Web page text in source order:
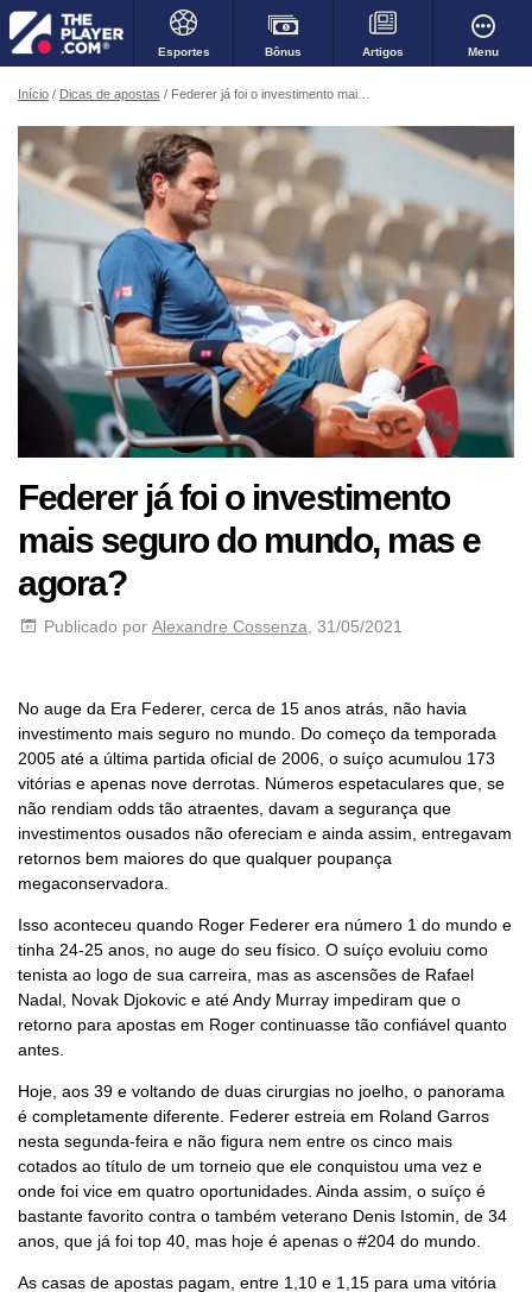
Esportes Bônus Artigos Menu
Início Dicas de apostas Federer já foi o investimento mais seguro do mundo, mas e agora?
Federer já foi o investimento
mais seguro do mundo, mas e
agora?
Publicado por Alexandre Cossenza , 31/05/2021
No auge da Era Federer, cerca de 15 anos atrás, não havia
investimento mais seguro no mundo. Do começo da temporada
2005 até a última partida oficial de 2006, o suíço acumulou 173
vitórias e apenas nove derrotas. Números espetaculares que, se
não rendiam odds tão atraentes, davam a segurança que
investimentos ousados não ofereciam e ainda assim, entregavam
retornos bem maiores do que qualquer poupança
megaconservadora.
Isso aconteceu quando Roger Federer era número 1 do mundo e
tinha 24-25 anos, no auge do seu físico. O suíço evoluiu como
tenista ao logo de sua carreira, mas as ascensões de Rafael
Nadal, Novak Djokovic e até Andy Murray impediram que o
retorno para apostas em Roger continuasse tão confiável quanto
antes.
Hoje, aos 39 e voltando de duas cirurgias no joelho, o panorama
é completamente diferente. Federer estreia em Roland Garros
nesta segunda-feira e não figura nem entre os cinco mais
cotados ao título de um torneio que ele conquistou uma vez e
onde foi vice em quatro oportunidades. Ainda assim, o suíço é
bastante favorito contra o também veterano Denis Istomin, de 34
anos, que já foi top 40, mas hoje é apenas o #204 do mundo.
As casas de apostas pagam, entre 1,10 e 1,15 para uma vitória